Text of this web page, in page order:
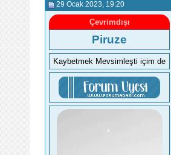
29 Ocak 2023 , 19:20
Çevrimdışı
Piruze
Kaybetmek Mevsimleşti içim de